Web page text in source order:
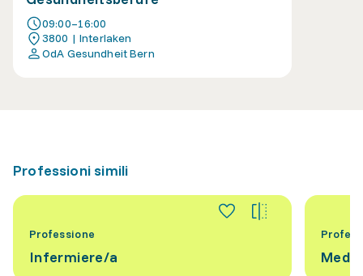
09:00–16:00
3800 | Interlaken
OdA Gesundheit Bern
Professioni simili
Professione
Infermiere/a